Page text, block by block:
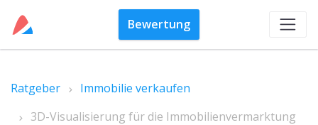
Bewertung
Ratgeber
Immobilie verkaufen
3D-Visualisierung für die Immobilienvermarktung